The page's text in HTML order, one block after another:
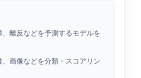
離反などを予測するモデルを
画像などを分類・スコアリン